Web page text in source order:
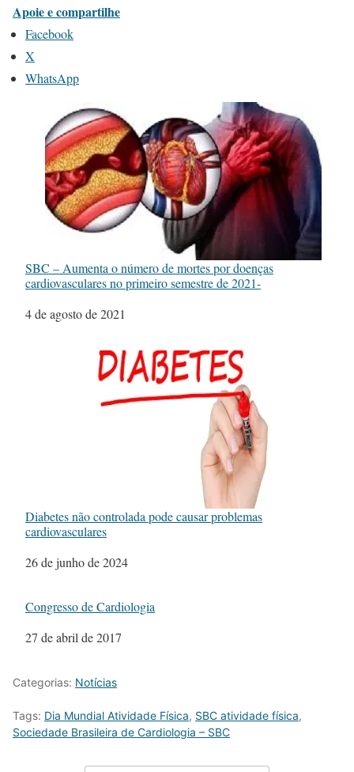
Apoie e compartilhe
Facebook
X
WhatsApp
SBC – Aumenta o número de mortes por doenças
cardiovasculares no primeiro semestre de 2021-
Data
4 de agosto de 2021
Diabetes não controlada pode causar problemas
cardiovasculares
Data
26 de junho de 2024
Congresso de Cardiologia
Data
27 de abril de 2017
Categorias: Notícias
Tags: Dia Mundial Atividade Física, SBC atividade física,
Sociedade Brasileira de Cardiologia – SBC